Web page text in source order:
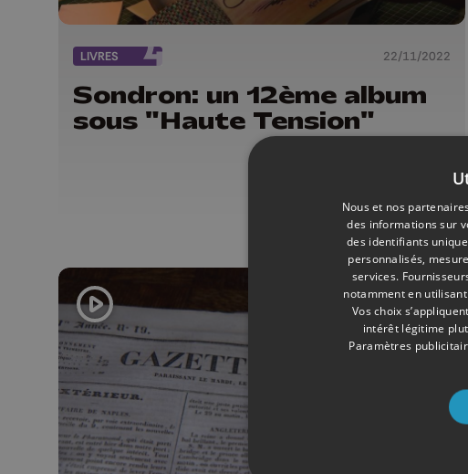
LIVRES 22/11/2022
Sondron: un 12ème album
sous "Haute Tension"
Nous et nos
des informations sur
des identifiants
personnalisés,
services.
notamment en
Vos choix
intérêt légitime
Paramètres